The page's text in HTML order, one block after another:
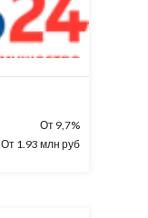
От 9,7%
От 1.93 млн руб